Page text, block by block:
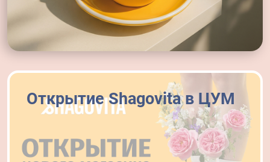
Открытие Shagovita в ЦУМ